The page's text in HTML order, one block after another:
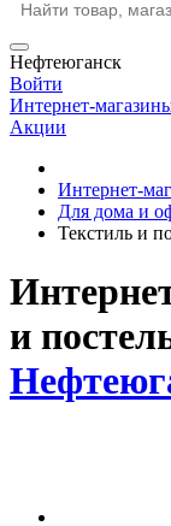
Нефтеюганск
Войти
Интернет-
Акции
Интернет-
Для дома и
Текстиль и
и